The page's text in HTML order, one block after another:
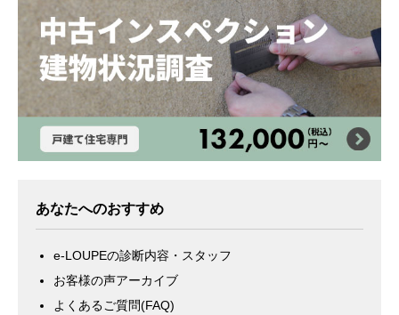
あなたへのおすすめ
e-LOUPEの診断内容・スタッフ
お客様の声アーカイブ
よくあるご質問(FAQ)